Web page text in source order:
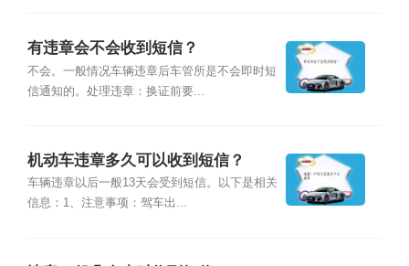
有违章会不会收到短信？
不会。一般情况车辆违章后车管所是不会即时短
信通知的。处理违章：换证前要...
机动车违章多久可以收到短信？
车辆违章以后一般13天会受到短信。以下是相关
信息：1、注意事项：驾车出...